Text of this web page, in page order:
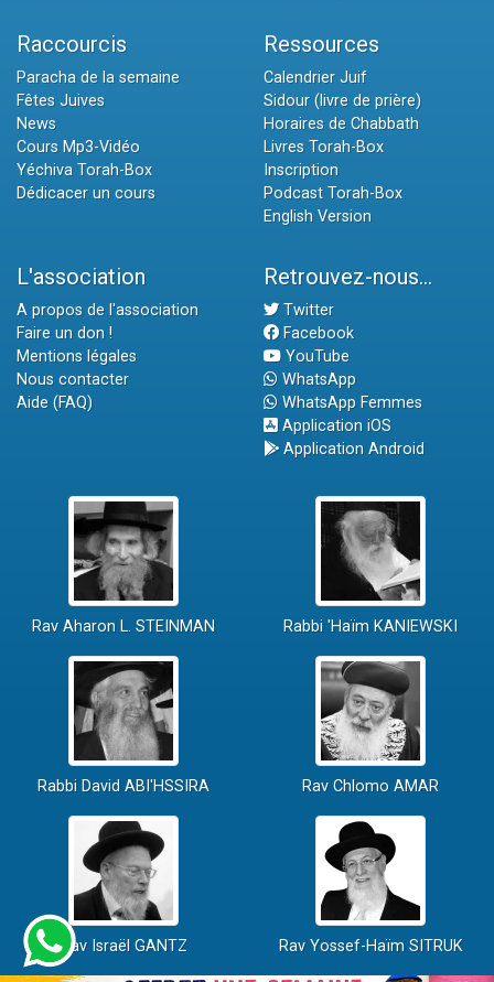
Raccourcis
Paracha de la semaine
Fêtes Juives
News
Cours Mp3-Vidéo
Yéchiva Torah-Box
Dédicacer un cours
Ressources
Calendrier Juif
Sidour (livre de prière)
Horaires de Chabbath
Livres Torah-Box
Inscription
Podcast Torah-Box
English Version
L'association
A propos de l'association
Faire un don !
Mentions légales
Nous contacter
Aide (FAQ)
Retrouvez-nous...
Twitter
Facebook
YouTube
WhatsApp
WhatsApp Femmes
Application iOS
Application Android
Rav Aharon L. STEINMAN Rabbi 'Haïm KANIEWSKI
Rabbi David ABI'HSSIRA Rav Chlomo AMAR
Rav Israël GANTZ Rav Yossef-Haïm SITRUK